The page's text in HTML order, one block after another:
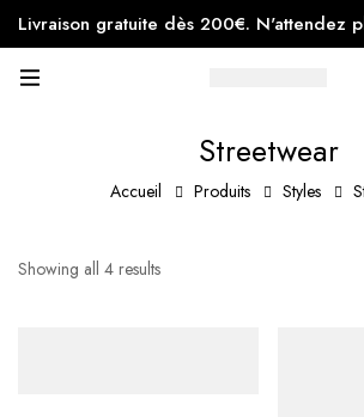
Livraison gratuite dès 200€. N'attendez
Streetwear
Accueil Produits Styles
Showing all 4 results